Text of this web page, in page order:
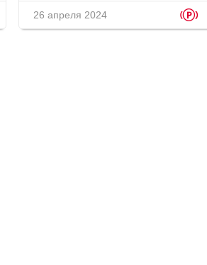
26 апреля 2024 p